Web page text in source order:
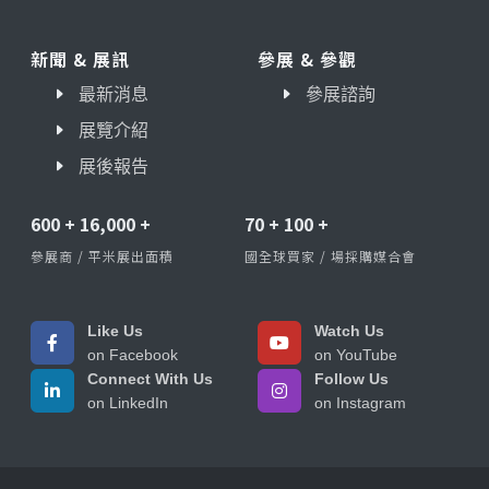
新聞 & 展訊
最新消息
展覽介紹
展後報告
參展 & 參觀
參展諮詢
600 + 16,000 +
參展商 / 平米展出面積
70 + 100 +
國全球買家 / 場採購媒合會
Like Us
on Facebook
Watch Us
on YouTube
Connect With Us
on LinkedIn
Follow Us
on Instagram